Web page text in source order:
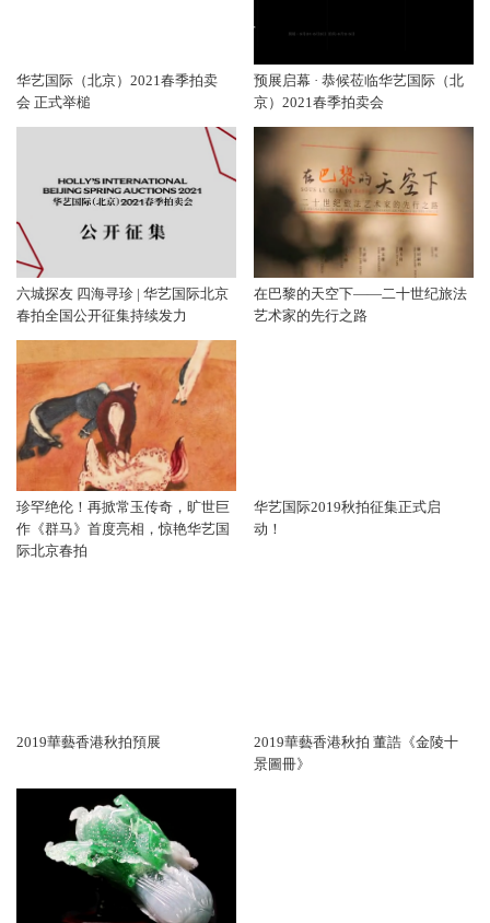
华艺国际（北京）2021春季拍卖
会 正式举槌
预展启幕 · 恭候莅临华艺国际（北
京）2021春季拍卖会
六城探友 四海寻珍 | 华艺国际北京
春拍全国公开征集持续发力
在巴黎的天空下——二十世纪旅法
艺术家的先行之路
珍罕绝伦！再掀常玉传奇，旷世巨
作《群马》首度亮相，惊艳华艺国
际北京春拍
华艺国际2019秋拍征集正式启
动！
2019華藝香港秋拍預展
2019華藝香港秋拍 董誥《金陵十
景圖冊》